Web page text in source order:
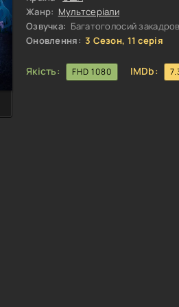
Жанр: Мультсеріали
Озвучка: Багатоголосий
Оновлення: 3 Сезон, 11 серія
Якість: FHD 1080 IMDb: